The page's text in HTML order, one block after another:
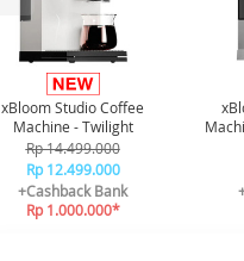
xBloom Studio Coffee
Machine - Twilight
Rp 14.499.000
Rp 12.499.000
+Cashback Bank
Rp 1.000.000*